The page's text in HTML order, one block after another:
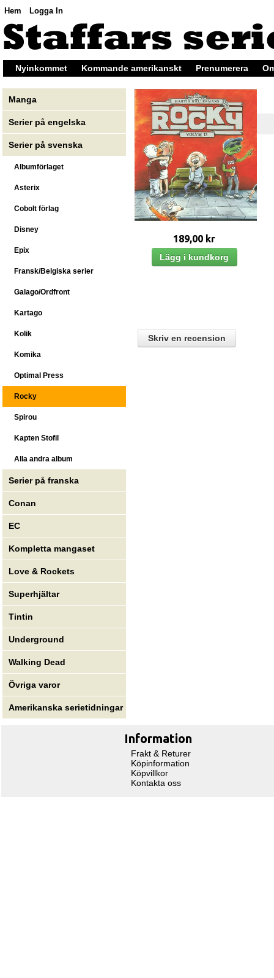
Hem Logga In
Nyinkommet Kommande amerikanskt Prenumerera
Manga
Serier på engelska
Serier på svenska
Albumförlaget
Asterix
Cobolt förlag
Disney
Epix
Fransk/Belgiska serier
Galago/Ordfront
Kartago
Kolik
Komika
Optimal Press
Rocky
Spirou
Kapten Stofil
Alla andra album
Serier på franska
Conan
EC
Kompletta mangaset
Love & Rockets
Superhjältar
Tintin
Underground
Walking Dead
Övriga varor
Amerikanska serietidningar
189,00 kr
Skriv en recension
Information
Frakt & Returer
Köpinformation
Köpvillkor
Kontakta oss